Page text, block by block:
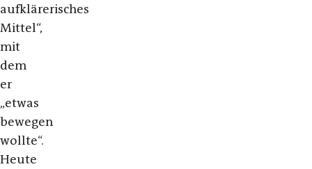
aufklärerisches
Mittel“,
mit
dem
er
„etwas
bewegen
wollte“.
Heute